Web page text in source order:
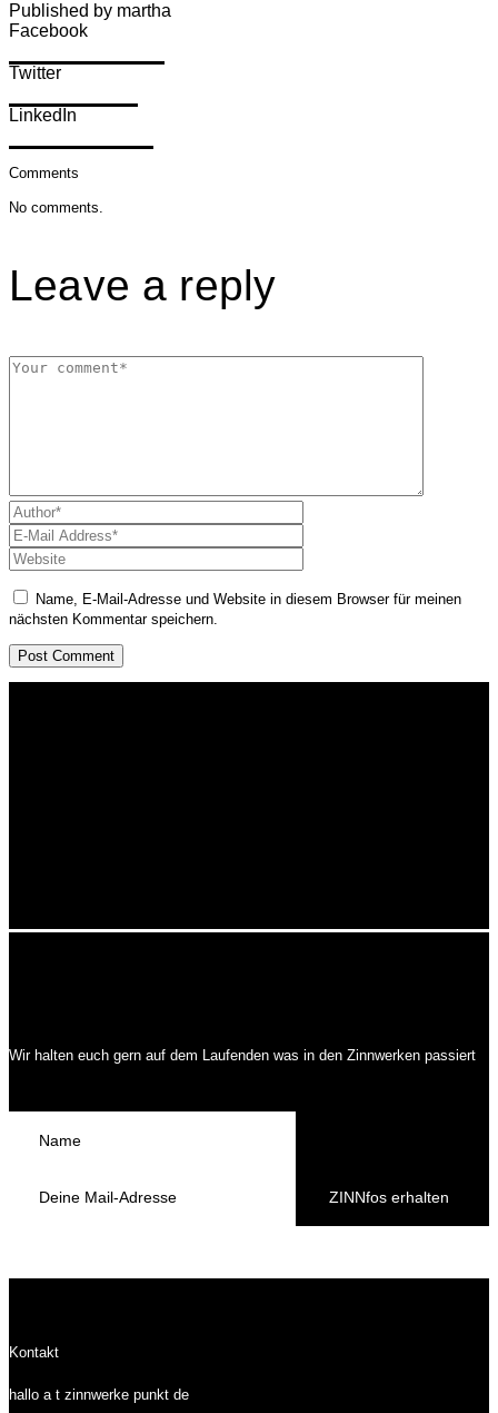
Published by martha
Facebook
Twitter
LinkedIn
Comments
No comments.
Leave a reply
Name, E-Mail-Adresse und Website in diesem Browser für meinen
nächsten Kommentar speichern.
Wir halten euch gern auf dem Laufenden was in den Zinnwerken passiert
ZINNfos erhalten
Kontakt
hallo a t zinnwerke punkt de